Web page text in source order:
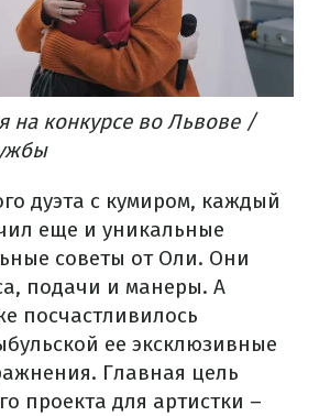
на конкурсе во Львове /
дуэта с кумиром, каждый
еще и уникальные
советы от Оли. Они
подачи и манеры. А
посчастливилось
ее эксклюзивные
Главная цель
проекта для артистки –